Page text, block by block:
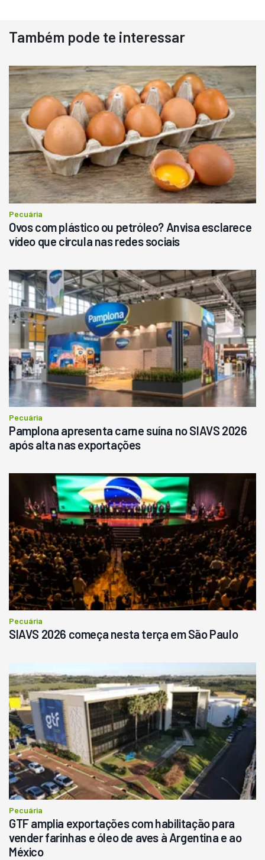
Destaque
Usado
Pá Carregadeira Cat 966
Ano 1987
Londrina
R$ 145.000
Consultar
Também pode te interessar
Pecuária
Ovos com plástico ou petróleo? Anvisa esclarece
vídeo que circula nas redes sociais
Pecuária
Pamplona apresenta carne suína no SIAVS 2026
após alta nas exportações
Pecuária
SIAVS 2026 começa nesta terça em São Paulo
Pecuária
GTF amplia exportações com habilitação para
vender farinhas e óleo de aves à Argentina e ao
México